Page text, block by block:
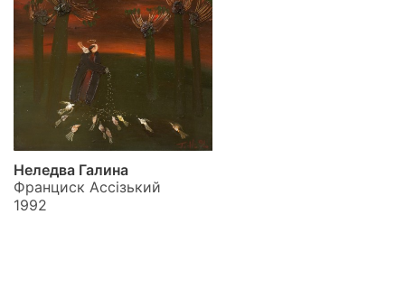
Неледва Галина
Франциск Ассізький
1992